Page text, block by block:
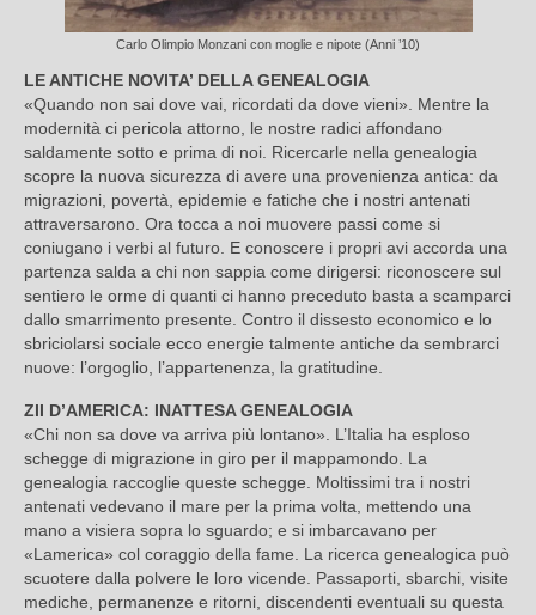
Carlo Olimpio Monzani con moglie e nipote (Anni ’10)
LE ANTICHE NOVITA’ DELLA GENEALOGIA
«Quando non sai dove vai, ricordati da dove vieni». Mentre la
modernità ci pericola attorno, le nostre radici affondano
saldamente sotto e prima di noi. Ricercarle nella genealogia
scopre la nuova sicurezza di avere una provenienza antica: da
migrazioni, povertà, epidemie e fatiche che i nostri antenati
attraversarono. Ora tocca a noi muovere passi come si
coniugano i verbi al futuro. E conoscere i propri avi accorda una
partenza salda a chi non sappia come dirigersi: riconoscere sul
sentiero le orme di quanti ci hanno preceduto basta a scamparci
dallo smarrimento presente. Contro il dissesto economico e lo
sbriciolarsi sociale ecco energie talmente antiche da sembrarci
nuove: l’orgoglio, l’appartenenza, la gratitudine.
ZII D’AMERICA: INATTESA GENEALOGIA
«Chi non sa dove va arriva più lontano». L’Italia ha esploso
schegge di migrazione in giro per il mappamondo. La
genealogia raccoglie queste schegge. Moltissimi tra i nostri
antenati vedevano il mare per la prima volta, mettendo una
mano a visiera sopra lo sguardo; e si imbarcavano per
«Lamerica» col coraggio della fame. La ricerca genealogica può
scuotere dalla polvere le loro vicende. Passaporti, sbarchi, visite
mediche, permanenze e ritorni, discendenti eventuali su questa